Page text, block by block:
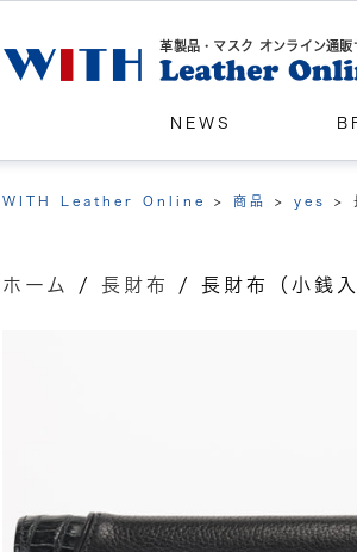
革製品・マスク オンライン通販
NEWS
WITH Leather Online >商品 >yes >
ホーム /長財布 / 長財布（小銭入